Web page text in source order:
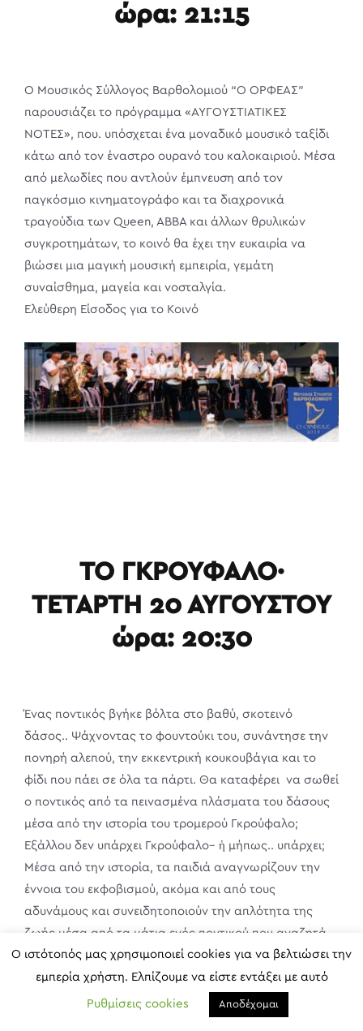
ώρα: 21:15
Ο Μουσικός Σύλλογος Βαρθολομιού “O ΟΡΦΕΑΣ”
παρουσιάζει το πρόγραμμα «ΑΥΓΟΥΣΤΙΑΤΙΚΕΣ
ΝΟΤΕΣ», που. υπόσχεται ένα μοναδικό μουσικό ταξίδι
κάτω από τον έναστρο ουρανό του καλοκαιριού. Μέσα
από μελωδίες που αντλούν έμπνευση από τον
παγκόσμιο κινηματογράφο και τα διαχρονικά
τραγούδια των Queen, ABBA και άλλων θρυλικών
συγκροτημάτων, το κοινό θα έχει την ευκαιρία να
βιώσει μια μαγική μουσική εμπειρία, γεμάτη
συναίσθημα, μαγεία και νοσταλγία.
Ελεύθερη Είσοδος για το Κοινό
ΤΟ ΓΚΡΟΥΦΑΛΟ·
ΤΕΤΑΡΤΗ 20 ΑΥΓΟΥΣΤΟΥ
ώρα: 20:30
Ένας ποντικός βγήκε βόλτα στο βαθύ, σκοτεινό
δάσος.. Ψάχνοντας το φουντούκι του, συνάντησε την
πονηρή αλεπού, την εκκεντρική κουκουβάγια και το
φίδι που πάει σε όλα τα πάρτι. Θα καταφέρει να σωθεί
ο ποντικός από τα πεινασμένα πλάσματα του δάσους
μέσα από την ιστορία του τρομερού Γκρούφαλο;
Εξάλλου δεν υπάρχει Γκρούφαλο– ἡ μήπως.. υπάρχει;
Μέσα από την ιστορία, τα παιδιά αναγνωρίζουν την
έννοια του εκφοβισμού, ακόμα και από τους
αδυνάμους και συνειδητοποιούν την απλότητα της
ζωής μέσα από τα μάτια ενός ποντικού που αναζητά
το φουντούκι του στο δάσος.
Τιμή Εισιτηρίου: 12€· Πληση και στο www.more.com
Ο ιστότοπός μας χρησιμοποιεί cookies για να βελτιώσει την
εμπερία χρήστη. Ελπίζουμε να είστε εντάξει με αυτό
Ρυθμίσεις cookies Αποδέχομαι